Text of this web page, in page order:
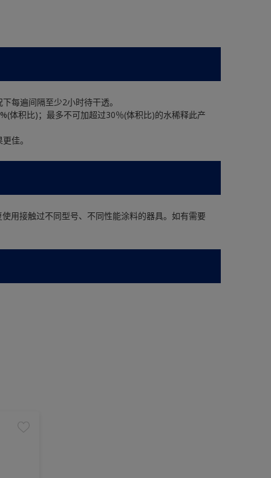
每遍间隔至少2小时待干透。
体积比)；最多不可加超过30％(体积比)的水稀释此产
佳。
用接触过不同型号、不同性能涂料的器具。如有需要